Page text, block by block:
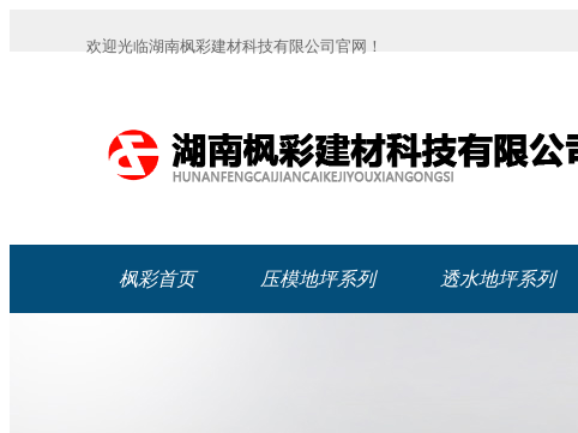
欢迎光临湖南枫彩建材科技有限公司官网！
枫彩首页 压模地坪系列 透水地坪系列